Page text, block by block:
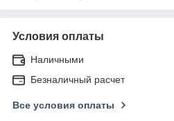
Условия оплаты
Наличными
Безналичный расчет
Все условия оплаты